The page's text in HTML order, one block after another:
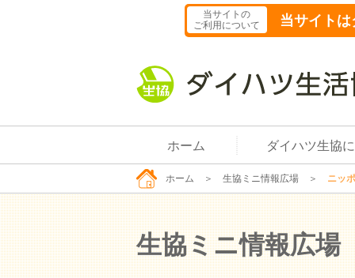
当サイトの
ご利用について
当サイト
ホーム ダイハツ生協
ホーム ＞ 生協ミニ情報広場 ＞ ニッ
生協ミニ情報広場